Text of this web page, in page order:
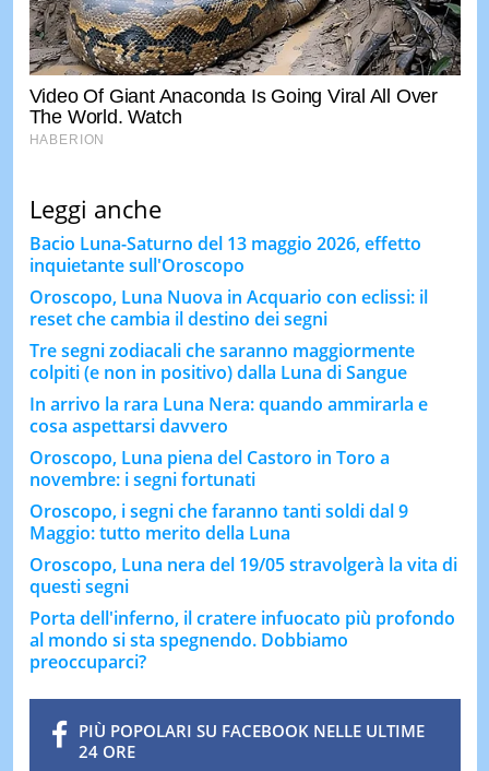
Leggi anche
Bacio Luna-Saturno del 13 maggio 2026, effetto
inquietante sull'Oroscopo
Oroscopo, Luna Nuova in Acquario con eclissi: il
reset che cambia il destino dei segni
Tre segni zodiacali che saranno maggiormente
colpiti (e non in positivo) dalla Luna di Sangue
In arrivo la rara Luna Nera: quando ammirarla e
cosa aspettarsi davvero
Oroscopo, Luna piena del Castoro in Toro a
novembre: i segni fortunati
Oroscopo, i segni che faranno tanti soldi dal 9
Maggio: tutto merito della Luna
Oroscopo, Luna nera del 19/05 stravolgerà la vita di
questi segni
Porta dell'inferno, il cratere infuocato più profondo
al mondo si sta spegnendo. Dobbiamo
preoccuparci?
PIÙ POPOLARI SU FACEBOOK NELLE ULTIME
24 ORE